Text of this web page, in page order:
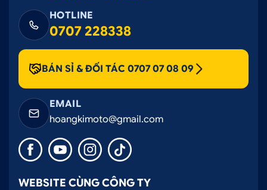
HOTLINE
0707 228338
BÁN SỈ & ĐỐI TÁC 0707 07 08 09
EMAIL
hoangkimoto@gmail.com
WEBSITE CÙNG CÔNG TY